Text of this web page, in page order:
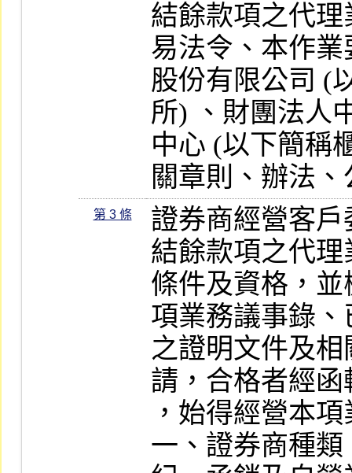
結餘款項之代
易法令、本作
股份有限公司 (
所) 、財團法人
中心 (以下簡稱
關章則、辦法
第 3 條
證券商經營客
結餘款項之代
條件及資格，
項業務議事錄
之證明文件及
請，合格者經
，始得經營本
一、證券商種